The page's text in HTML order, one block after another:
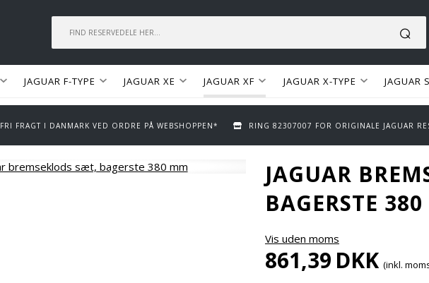
JAGUAR F-TYPE JAGUAR XE JAGUAR XF JAGUAR X-TYPE JAGUAR
FRI FRAGT I DANMARK VED ORDRE PÅ WEBSHOPPEN* RING 82307007 FOR ORIGINALE JAGUAR
JAGUAR
BAGERSTE
Vis uden moms
861,39 DKK (inkl.